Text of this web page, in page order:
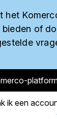
het
of
ik een